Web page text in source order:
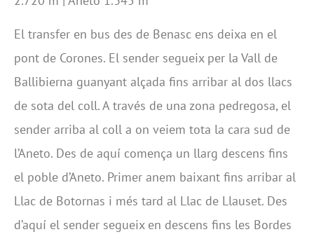
El transfer en bus des de Benasc ens deixa en el
pont de Corones. El sender segueix per la Vall de
Ballibierna guanyant alçada fins arribar al dos llacs
de sota del coll. A través de una zona pedregosa, el
sender arriba al coll a on veiem tota la cara sud de
l’Aneto. Des de aquí comença un llarg descens fins
el poble d’Aneto. Primer anem baixant fins arribar al
Llac de Botornas i més tard al Llac de Llauset. Des
d’aquí el sender segueix en descens fins les Bordes